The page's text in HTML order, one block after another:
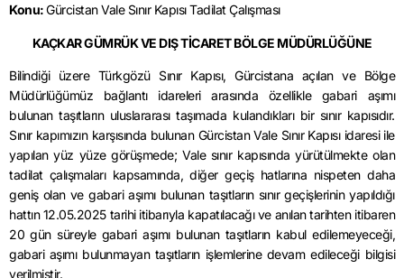
Konu:Gürcistan Vale Sınır Kapısı Tadilat Çalışması
KAÇKAR GÜMRÜK VE DIŞ TİCARET BÖLGE MÜDÜRLÜĞÜNE
Bilindiği üzere Türkgözü Sınır Kapısı, Gürcistana açılan ve Bölge
Müdürlüğümüz bağlantı idareleri arasında özellikle gabari aşımı
bulunan taşıtların uluslararası taşımada kulandıkları bir sınır kapısıdır.
Sınır kapımızın karşısında bulunan Gürcistan Vale Sınır Kapısı idaresi ile
yapılan yüz yüze görüşmede; Vale sınır kapısında yürütülmekte olan
tadilat çalışmaları kapsamında, diğer geçiş hatlarına nispeten daha
geniş olan ve gabari aşımı bulunan taşıtların sınır geçişlerinin yapıldığı
hattın 12.05.2025 tarihi itibarıyla kapatılacağı ve anılan tarihten itibaren
20 gün süreyle gabari aşımı bulunan taşıtların kabul edilemeyeceği,
gabari aşımı bulunmayan taşıtların işlemlerine devam edileceği bilgisi
verilmiştir.